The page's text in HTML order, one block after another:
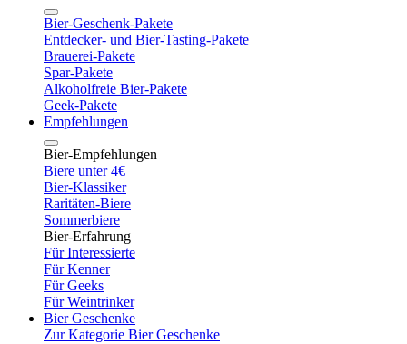
Bier-Geschenk-Pakete
Entdecker- und Bier-Tasting-Pakete
Brauerei-Pakete
Spar-Pakete
Alkoholfreie Bier-Pakete
Geek-Pakete
Empfehlungen
Bier-Empfehlungen
Biere unter 4€
Bier-Klassiker
Raritäten-Biere
Sommerbiere
Bier-Erfahrung
Für Interessierte
Für Kenner
Für Geeks
Für Weintrinker
Bier Geschenke
Zur Kategorie Bier Geschenke